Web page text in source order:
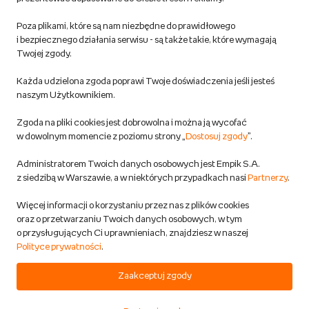
Pozostałe Regulaminy Empiku
Polityka prywatności empik.com
produktów niebezpiecznych
Dostosuj zgody
Polityka prywatności empik
Raty u partnerów Empiku
Odbiór zużytego sprzętu
Poza plikami, które są nam niezbędne do prawidłowego
i bezpiecznego działania serwisu - są także takie, które wymagają
Twojej zgody.
Każda udzielona zgoda poprawi Twoje doświadczenia jeśli jesteś
naszym Użytkownikiem.
Zgoda na pliki cookies jest dobrowolna i można ją wycofać
w dowolnym momencie z poziomu strony „ Dostosuj zgody”.
Administratorem Twoich danych osobowych jest Empik S.A.
z siedzibą w Warszawie, a w niektórych przypadkach nasi Partnerzy.
Więcej informacji o korzystaniu przez nas z plików cookies
oraz o przetwarzaniu Twoich danych osobowych, w tym
o przysługujących Ci uprawnieniach, znajdziesz w naszej
Polityce prywatności.
Zaakceptuj zgody